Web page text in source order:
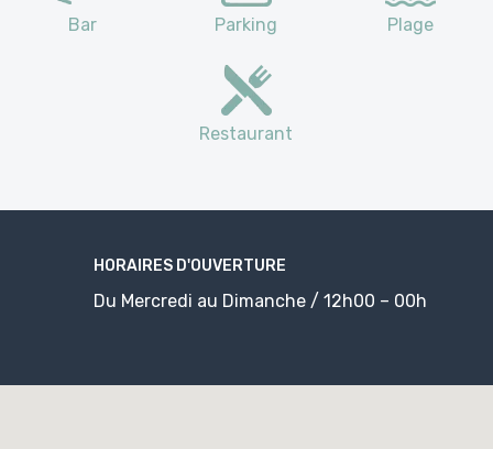
Bar Parking Plage
Restaurant
HORAIRES D'OUVERTURE
Du Mercredi au Dimanche / 12h00 – 00h